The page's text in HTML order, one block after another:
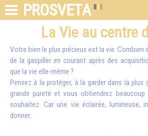
PROSVETA
La Vie au centre
Votre bien le plus précieux est la vie. Combien
de la gaspiller en courant après des
que la vie elle-même ?
Pensez à la protéger, à la garder dans la plus
grande pureté et vous obtiendrez
souhaitez. Car une vie éclairée, lumineuse,
donner.